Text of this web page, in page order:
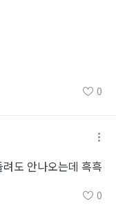
0
도 안나오는데 흑흑
0